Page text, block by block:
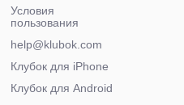
Условия
пользования
help@klubok.com
Клубок для iPhone
Клубок для Android